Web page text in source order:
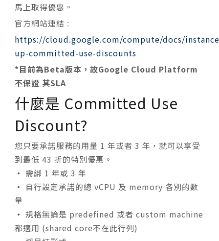
馬上取得優惠。
官方網站連結 :
https://cloud.google.com/compute/docs/
up-committed-use-discounts
*目前為Beta版本，故Google Cloud Platform
不保證 其SLA
什麼是 Committed Use
Discount?
您只要承諾服務的用量 1 年或者 3 年，就可以享受
到最低 43 折的特別優惠。
• 需綁 1 年或 3 年
• 自行設定承諾的總 vCPU 及 memory 各別的數
量
• 規格無論是 predefined 或者 custom machine
都適用 (shared core不在此行列)